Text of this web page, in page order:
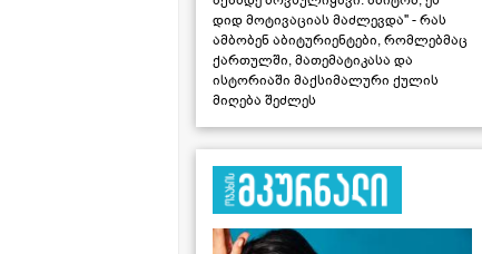
დიდ მოტივაციას მაძლევდა" - რას
ამბობენ აბიტურიენტები, რომლებმაც
ქართულში, მათემატიკასა და
ისტორიაში მაქსიმალური ქულის
მიღება შეძლეს